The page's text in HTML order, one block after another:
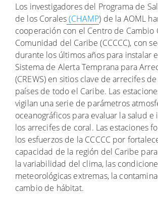
Los investigadores del Programa de
de los Corales(CHAMP) de la AOML
cooperación con el Centro de Cambio
Comunidad del Caribe (CCCCC), con
durante los últimos años para instalar
Sistema de Alerta Temprana para
(CREWS) en sitios clave de arrecifes
países de todo el Caribe. Las
vigilan una serie de parámetros
oceanográficos para evaluar la salud
los arrecifes de coral. Las estaciones
los esfuerzos de la CCCCC por
capacidad de la región del Caribe
la variabilidad del clima, las
meteorológicas extremas, la
cambio de hábitat.